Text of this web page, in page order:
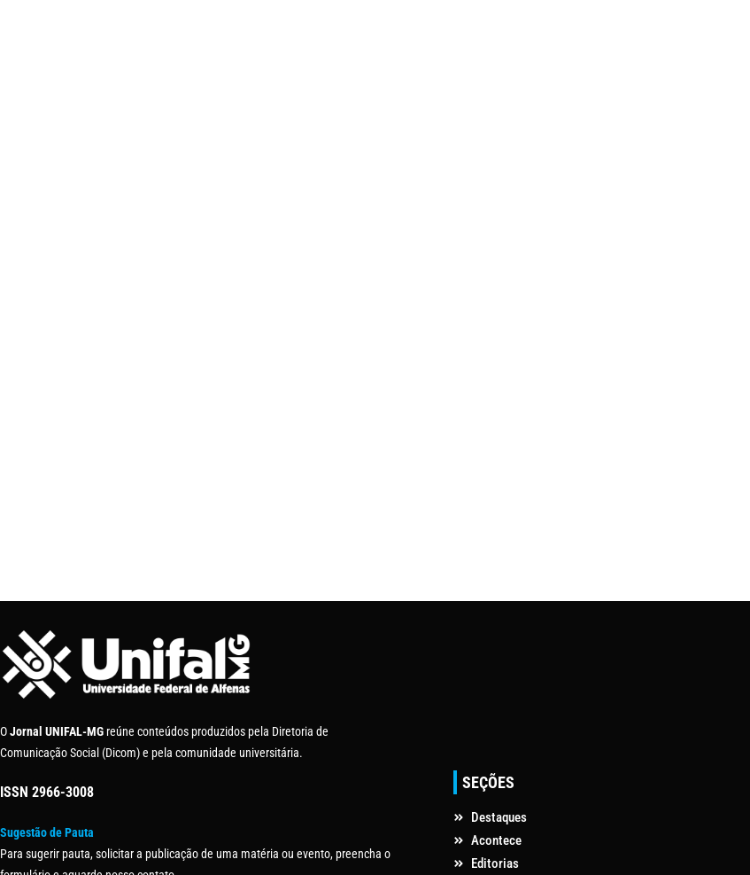
OJornal UNIFAL-MG reúne conteúdos produzidos pela Diretoria de
Comunicação Social (Dicom) e pela comunidade universitária.
ISSN 2966-3008
Sugestão de Pauta
Para sugerir pauta, solicitar a publicação de uma matéria ou evento, preencha o
SEÇÕES
Destaques
Acontece
Editorias